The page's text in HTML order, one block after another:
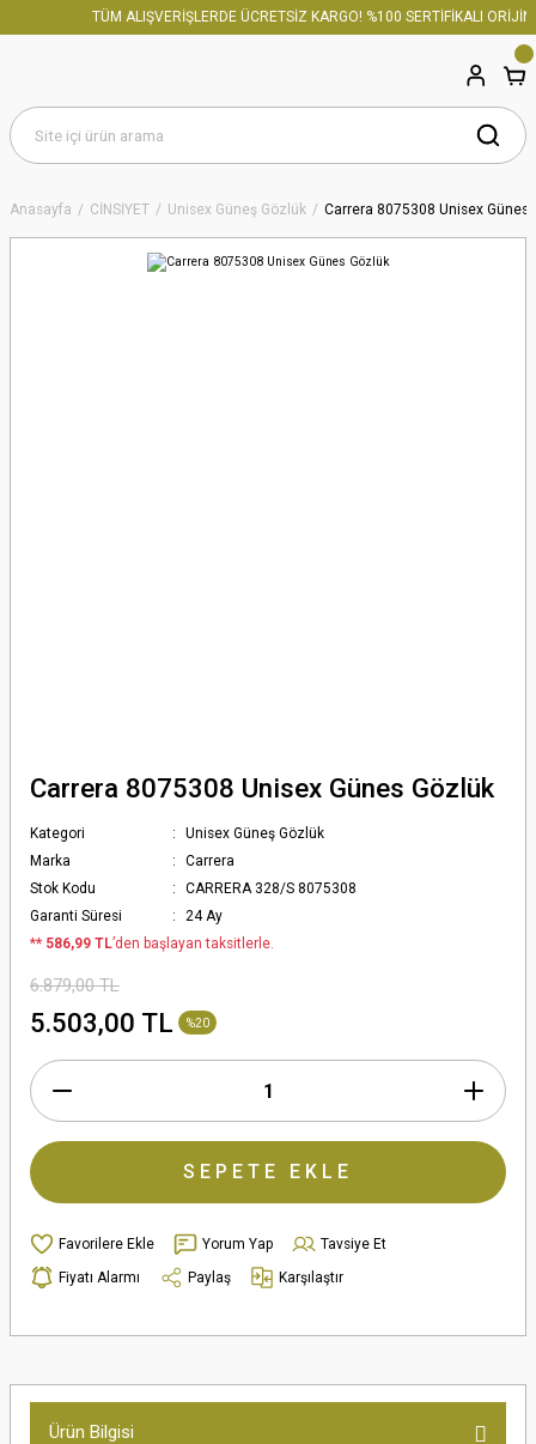
TÜM ALIŞVERİŞLERDE ÜCRETSİZ KARGO! %100 SERTİFİKALI
Anasayfa CİNSİYET Unisex Güneş Gözlük Carrera 8075308 Unisex Günes
Carrera 8075308 Unisex Günes Gözlük
Kategori
Unisex Güneş Gözlük
Marka
Carrera
Stok Kodu
CARRERA 328/S 8075308
Garanti Süresi
24 Ay
** 586,99 TL’den başlayan taksitlerle.
6.879,00 TL
5.503,00 TL %20
SEPETE EKLE
Yorum Yap
Tavsiye Et
Fiyatı Alarmı
Paylaş Karşılaştır
Ürün Bilgisi